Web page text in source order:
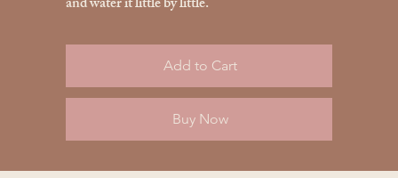
Add to Cart
Buy Now